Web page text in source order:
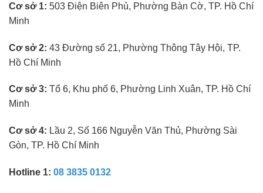
mắt
nghiệm
Cơ sở 1: 503 Điện Biên Phủ, Phường Bàn Cờ, TP. Hồ Chí
Minh
Cơ sở 2: 43 Đường số 21, Phường Thông Tây Hội, TP.
Hồ Chí Minh
Cơ sở 3: Tổ 6, Khu phố 6, Phường Linh Xuân, TP. Hồ Chí
Minh
Cơ sở 4: Lầu 2, Số 166 Nguyễn Văn Thủ, Phường Sài
Gòn, TP. Hồ Chí Minh
Hotline 1: 08 3835 0132